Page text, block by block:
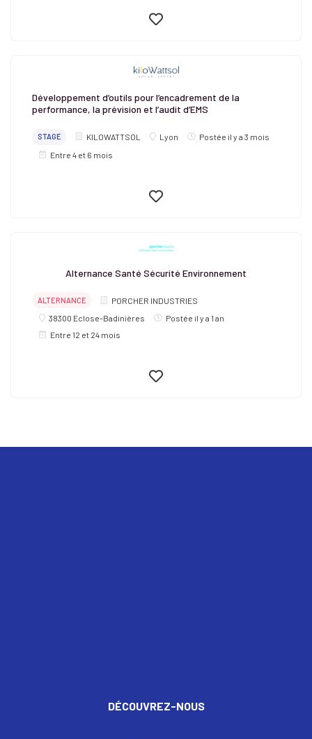
Développement d’outils pour l’encadrement de la
performance, la prévision et l’audit d’EMS
STAGE KILOWATTSOL Lyon
Postée il y a 3 mois
Entre 4 et 6 mois
Alternance Santé Sécurité Environnement
ALTERNANCE
PORCHER INDUSTRIES
38300 Eclose-Badinières
Postée il y a 1 an
Entre 12 et 24 mois
DÉCOUVREZ-NOUS